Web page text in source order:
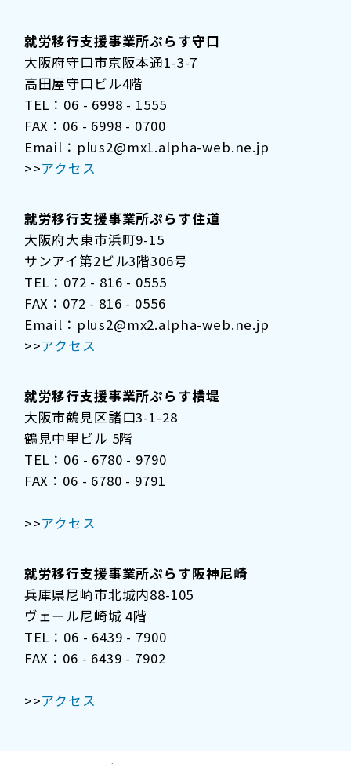
就労移行支援事業所ぷらす守口
大阪府守口市京阪本通1-3-7
高田屋守口ビル4階
TEL：06 - 6998 - 1555
FAX：06 - 6998 - 0700
Email：plus2@mx1.alpha-web.ne.jp
>>アクセス
就労移行支援事業所ぷらす住道
大阪府大東市浜町9-15
サンアイ第2ビル3階306号
TEL：072 - 816 - 0555
FAX：072 - 816 - 0556
Email：plus2@mx2.alpha-web.ne.jp
>>アクセス
就労移行支援事業所ぷらす横堤
大阪市鶴見区諸口3-1-28
鶴見中里ビル 5階
TEL：06 - 6780 - 9790
FAX：06 - 6780 - 9791
>>アクセス
就労移行支援事業所ぷらす阪神尼崎
兵庫県尼崎市北城内88-105
ヴェール尼崎城 4階
TEL：06 - 6439 - 7900
FAX：06 - 6439 - 7902
>>アクセス